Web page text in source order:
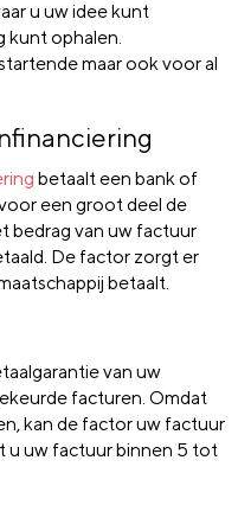
u uw idee kunt
kunt ophalen.
maar ook voor al
betaalt een bank of
een groot deel de
bedrag van uw factuur
De factor zorgt er
betaalt.
van uw
facturen. Omdat
kan de factor uw factuur
u uw factuur binnen 5 tot